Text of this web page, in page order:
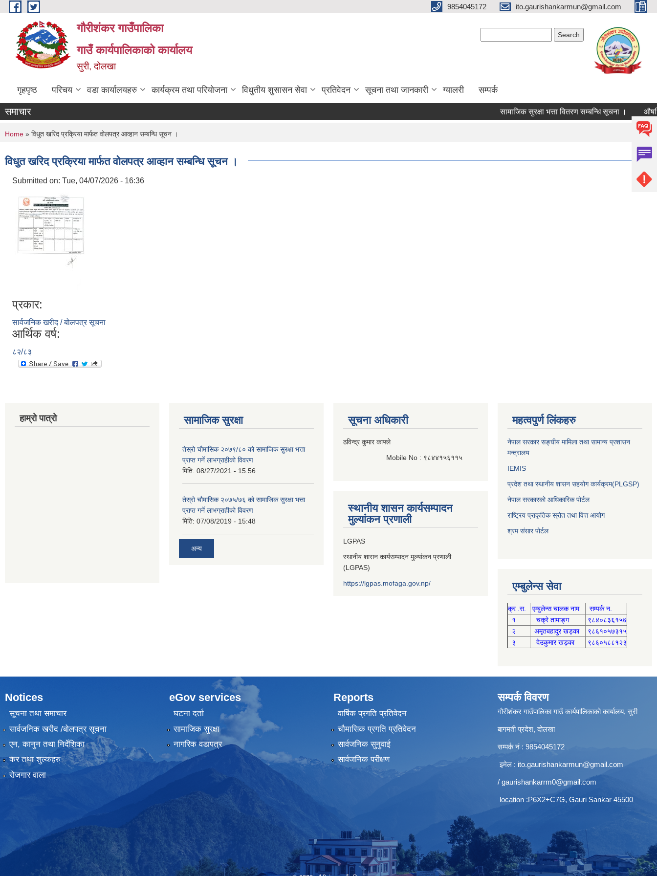
Skip to main content 9854045172 ito.gaurishankarmun@gmail.com
गौरीशंकर गाउँपालिका
गाउँ कार्यपालिकाको कार्यालय
सुरी, दोलखा
गृहपृष्ठ परिचय वडा कार्यालयहरु कार्यक्रम तथा परियोजना विधुतीय शुसासन सेवा प्रतिवेदन सूचना तथा जानकारी ग्यालरी सम्पर्क
समाचार सामाजिक सुरक्षा भत्ता वितरण सम्बन्धि सूचना । औषधि
You are here
Home » विधुत खरिद प्रक्रिया मार्फत वोलपत्र आव्हान सम्बन्धि सूचन ।
विधुत खरिद प्रक्रिया मार्फत वोलपत्र आव्हान सम्बन्धि सूचन ।
Submitted on: Tue, 04/07/2026 - 16:36
प्रकार:
सार्वजनिक खरीद / बोलपत्र सूचना
आर्थिक वर्ष:
८२/८३
हाम्रो पात्रो सामाजिक सुरक्षा
तेस्रो चौमासिक २०७९/८० को सामाजिक सुरक्षा भत्ता
प्राप्त गर्ने लाभग्राहीको विवरण
मिति: 08/27/2021 - 15:56
तेस्रो चौमासिक २०७५/७६ को सामाजिक सुरक्षा भत्ता
प्राप्त गर्ने लाभग्राहीको विवरण
मिति: 07/08/2019 - 15:48
अन्य
सूचना अधिकारी
ठविन्द्र कुमार काफ्ले
Mobile No : ९८४४१५६११५
स्थानीय शासन कार्यसम्पादन
मुल्यांकन प्रणाली
LGPAS
स्थानीय शासन कार्यसम्पादन मुल्यांकन प्रणाली
(LGPAS)
https://lgpas.mofaga.gov.np/
महत्वपुर्ण लिंकहरु
नेपाल सरकार सङ्घीय मामिला तथा सामान्य प्रशासन
मन्त्रालय
IEMIS
प्रदेश तथा स्थानीय शासन सहयोग कार्यक्रम(PLGSP)
नेपाल सरकारको आधिकारिक पोर्टल
राष्ट्रिय प्राकृतिक स्रोत तथा वित्त आयोग
श्रम संसार पोर्टल
एम्बुलेन्स सेवा
क्र .स. एम्बुलेन्स चालक नाम
सम्पर्क न.
१
चक्रे तामाङ्ग
९८४०८३६१५७
२
अमृतबहादुर खड्का
९८६१०५७३१५
३
देउकुमार खड्का ९८६०५८८१२३
Notices
सूचना तथा समाचार
सार्वजनिक खरीद /बोलपत्र सूचना
एन, कानुन तथा निर्देशिका
कर तथा शुल्कहरु
रोजगार वाला
eGov services
घटना दर्ता
सामाजिक सुरक्षा
नागरिक वडापत्र
Reports
वार्षिक प्रगति प्रतिवेदन
चौमासिक प्रगति प्रतिवेदन
सार्वजनिक सुनुवाई
सार्वजनिक परीक्षण
सम्पर्क विवरण
गौरीशंकर गाउँपालिका गाउँ कार्यपालिकाको कार्यालय, सुरी
बागमती प्रदेश, दोलखा
सम्पर्क नं : 9854045172
इमेल : ito.gaurishankarmun@gmail.com
/ gaurishankarrm0@gmail.com
location :P6X2+C7G, Gauri Sankar 45500